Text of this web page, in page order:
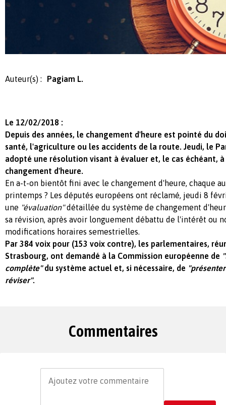
Auteur(s) : Pagiam L.
Le 12/02/2018 :
Depuis des années, le changement d'heure est pointé du
santé, l'agriculture ou les accidents de la route. Jeudi, le
adopté une résolution visant à évaluer et, le cas échéant,
changement d'heure.
En a-t-on bientôt fini avec le changement d'heure, chaque
printemps ? Les députés européens ont réclamé, jeudi 8
une "évaluation"détaillée du système de changement
sa révision, après avoir longuement débattu de l'intérêt ou
modifications horaires semestrielles.
Par 384 voix pour (153 voix contre), les parlementaires,
Strasbourg, ont demandé à la Commission européenne de
complète"du système actuel et, si nécessaire, de
réviser".
Commentaires